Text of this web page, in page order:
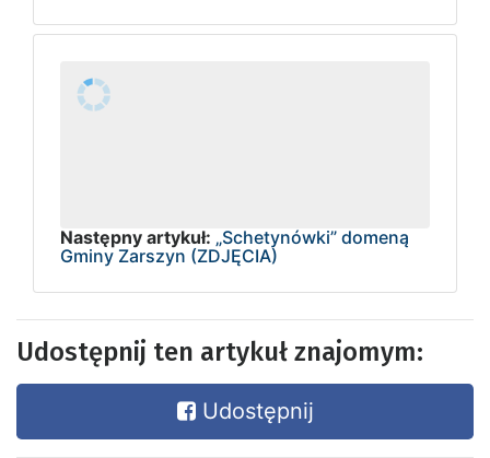
Następny artykuł: „Schetynówki” domeną
Gminy Zarszyn (ZDJĘCIA)
Udostępnij ten artykuł znajomym:
Udostępnij